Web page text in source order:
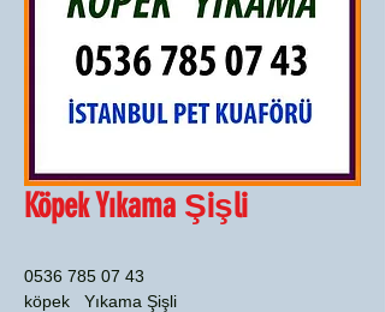
Köpek Yıkama Şişli
0536 785 07 43
köpek Yıkama Şişli